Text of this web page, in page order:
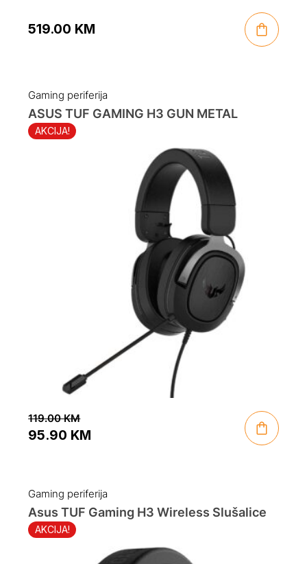
519.00 KM
Gaming periferija
AKCIJA!
ASUS TUF GAMING H3 GUN METAL
119.00KM
was:
119.00 KM.
95.90 KM
is:
95.90 KM.
Gaming periferija
AKCIJA!
Asus TUF Gaming H3 Wireless Slušalice